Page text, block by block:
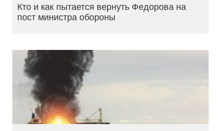
Кто и как пытается вернуть Федорова на
пост министра обороны